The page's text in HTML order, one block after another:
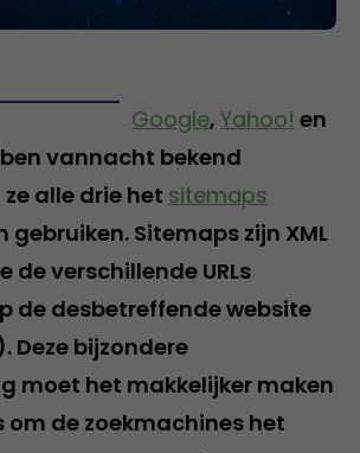
Google, Yahoo! en
vannacht bekend
alle drie het sitemaps
gebruiken. Sitemaps zijn XML
de verschillende URLs
de desbetreffende website
Deze bijzondere
moet het makkelijker maken
om de zoekmachines het